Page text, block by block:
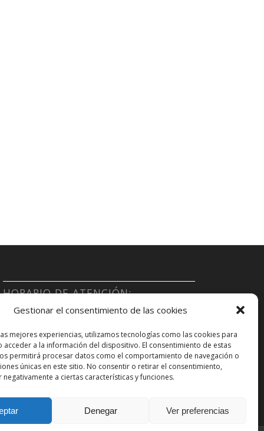
Gestionar el consentimiento de las cookies
mejores experiencias, utilizamos tecnologías como las cookies para
acceder a la información del dispositivo. El consentimiento de estas
permitirá procesar datos como el comportamiento de navegación o
únicas en este sitio. No consentir o retirar el consentimiento,
negativamente a ciertas características y funciones.
Denegar Ver preferencias
HORARIO DE ATENCIÓN:
Sa: 10:00-15:00